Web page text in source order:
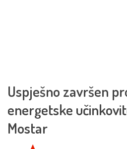
Uspješno završen
energetske
Mostar